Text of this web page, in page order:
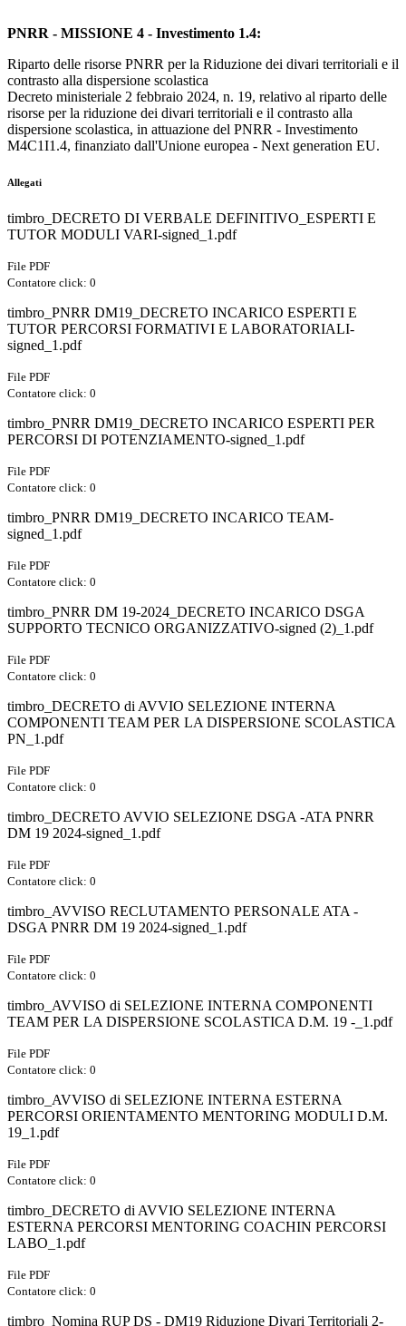
PNRR - MISSIONE 4 - Investimento 1.4:
Riparto delle risorse PNRR per la Riduzione dei divari territoriali e il
contrasto alla dispersione scolastica
Decreto ministeriale 2 febbraio 2024, n. 19, relativo al riparto delle
risorse per la riduzione dei divari territoriali e il contrasto alla
dispersione scolastica, in attuazione del PNRR - Investimento
M4C1I1.4, finanziato dall'Unione europea - Next generation EU.
Allegati
timbro_DECRETO DI VERBALE DEFINITIVO_ESPERTI E
TUTOR MODULI VARI-signed_1.pdf
File PDF
Contatore click: 0
timbro_PNRR DM19_DECRETO INCARICO ESPERTI E
TUTOR PERCORSI FORMATIVI E LABORATORIALI-
signed_1.pdf
File PDF
Contatore click: 0
timbro_PNRR DM19_DECRETO INCARICO ESPERTI PER
PERCORSI DI POTENZIAMENTO-signed_1.pdf
File PDF
Contatore click: 0
timbro_PNRR DM19_DECRETO INCARICO TEAM-
signed_1.pdf
File PDF
Contatore click: 0
timbro_PNRR DM 19-2024_DECRETO INCARICO DSGA
SUPPORTO TECNICO ORGANIZZATIVO-signed (2)_1.pdf
File PDF
Contatore click: 0
timbro_DECRETO di AVVIO SELEZIONE INTERNA
COMPONENTI TEAM PER LA DISPERSIONE SCOLASTICA
PN_1.pdf
File PDF
Contatore click: 0
timbro_DECRETO AVVIO SELEZIONE DSGA -ATA PNRR
DM 19 2024-signed_1.pdf
File PDF
Contatore click: 0
timbro_AVVISO RECLUTAMENTO PERSONALE ATA -
DSGA PNRR DM 19 2024-signed_1.pdf
File PDF
Contatore click: 0
timbro_AVVISO di SELEZIONE INTERNA COMPONENTI
TEAM PER LA DISPERSIONE SCOLASTICA D.M. 19 -_1.pdf
File PDF
Contatore click: 0
timbro_AVVISO di SELEZIONE INTERNA ESTERNA
PERCORSI ORIENTAMENTO MENTORING MODULI D.M.
19_1.pdf
File PDF
Contatore click: 0
timbro_DECRETO di AVVIO SELEZIONE INTERNA
ESTERNA PERCORSI MENTORING COACHIN PERCORSI
LABO_1.pdf
File PDF
Contatore click: 0
timbro_Nomina RUP DS - DM19 Riduzione Divari Territoriali 2-